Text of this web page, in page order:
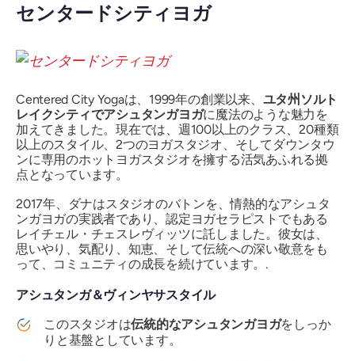
センタードシティヨガ
Centered City Yogaは、1999年の創業以来、 ユタ州ソルト
レイクシティでアシュタンガヨガに魔法のような魅力を
加えてきました。現在では、週100以上のクラス、20種類
以上のスタイル、2つのヨガスタジオ、そしてダウンタウ
ンに専用のホットヨガスタジオを擁する活気あふれる拠
点となっています。
2017年、ダナはスタジオのバトンを、情熱的なアシュタ
ンガヨガの実践者であり、認定ヨガセラピストでもある
レイチェル・チェスレヴィッツに託しました。彼女は、
思いやり、気配り、知恵、そして伝統への深い敬意をも
って、コミュニティの成長を続けています。.
アシュタンガ＆ヴィンヤサスタイル
このスタジオは伝統的なアシュタンガヨガをしっか
りと基盤としています。